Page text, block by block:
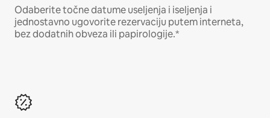
Odaberite točne datume useljenja i iseljenja i
jednostavno ugovorite rezervaciju putem interneta,
bez dodatnih obveza ili papirologije.*